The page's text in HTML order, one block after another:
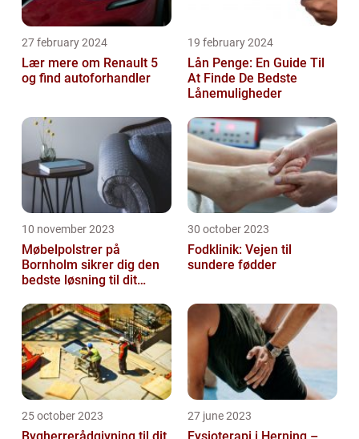
27 february 2024
Lær mere om Renault 5
og find autoforhandler
19 february 2024
Lån Penge: En Guide Til
At Finde De Bedste
Lånemuligheder
10 november 2023
Møbelpolstrer på
Bornholm sikrer dig den
bedste løsning til dit
30 october 2023
Fodklinik: Vejen til
sundere fødder
25 october 2023 27 june 2023